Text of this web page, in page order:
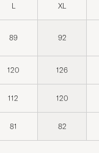
L XL
89 92
120 126
112 120
81 82